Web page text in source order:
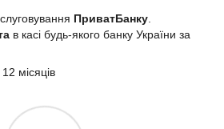
ПриватБанку
в касі будь-якого банку України за
місяців